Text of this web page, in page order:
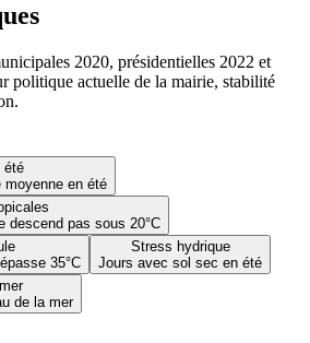
été
moyenne en été
descend pas sous 20°C
35°C
Stress hydrique
Jours avec sol sec en été
de la mer
2020, présidentielles 2022 et
politique actuelle de la mairie, stabilité